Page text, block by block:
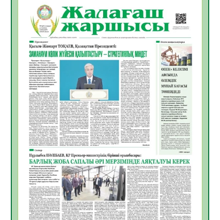
06.08.2026
Инфекциялық ауруларға қарсы иммундау
жұмыстарының тиімділігі
06.08.2026
44
Көкжөтел ауруы туралы
06.08.2026
39
АПВ вакцинасы туралы мәлімет
06.08.2026
39
Open Air: Қызылорда облысы полиция
департаменті 20 мыңнан астам
көрерменнің қауіпсіздігін қамтамасыз етті
06.08.2026
51
ҚЫЗЫЛОРДАДА «САНАЛЫ ҰРПАҚ –
ЖАРҚЫН БОЛАШАҚ» АТТЫ КЕҢЕЙТІЛГЕН
МӘЖІЛІС ӨТТІ
05.08.2026
52